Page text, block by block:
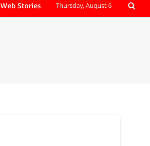
Web Stories Thursday, August 6